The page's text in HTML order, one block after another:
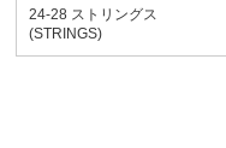
24-28 ストリングス
(STRINGS)